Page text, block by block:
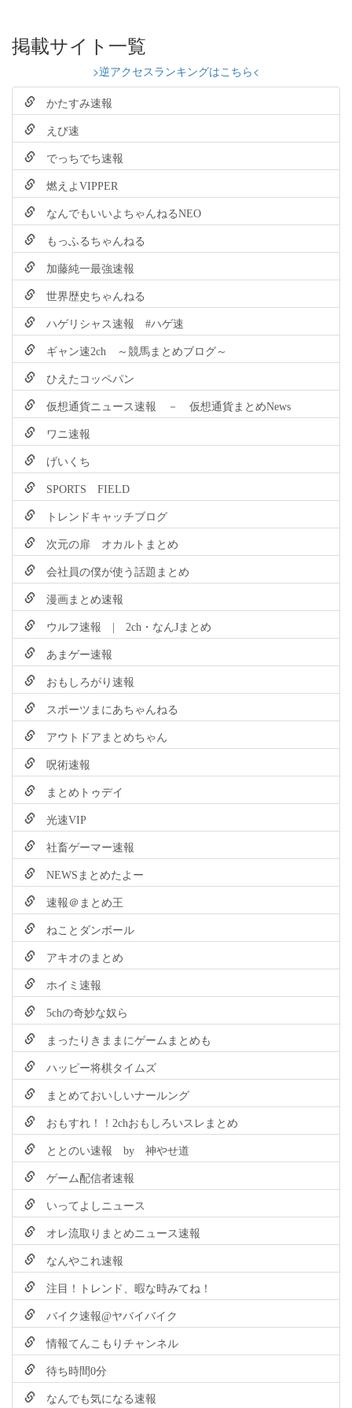
掲載サイト一覧
>逆アクセスランキングはこちら<
かたすみ速報
えび速
でっちでち速報
燃えよVIPPER
なんでもいいよちゃんねるNEO
もっふるちゃんねる
加藤純一最強速報
世界歴史ちゃんねる
ハゲリシャス速報 #ハゲ速
ギャン速2ch ～競馬まとめブログ～
ひえたコッペパン
仮想通貨ニュース速報 － 仮想通貨まとめNews
ワニ速報
げいくち
SPORTS FIELD
トレンドキャッチブログ
次元の扉 オカルトまとめ
会社員の僕が使う話題まとめ
漫画まとめ速報
ウルフ速報 | 2ch・なんJまとめ
あまゲー速報
おもしろがり速報
スポーツまにあちゃんねる
アウトドアまとめちゃん
呪術速報
まとめトゥデイ
光速VIP
社畜ゲーマー速報
NEWSまとめたよー
速報＠まとめ王
ねことダンボール
アキオのまとめ
ホイミ速報
5chの奇妙な奴ら
まったりきままにゲームまとめも
ハッピー将棋タイムズ
まとめておいしいナールング
おもすれ！！2chおもしろいスレまとめ
ととのい速報 by 神やせ道
ゲーム配信者速報
いってよしニュース
オレ流取りまとめニュース速報
なんやこれ速報
注目！トレンド、暇な時みてね！
バイク速報@ヤバイバイク
情報てんこもりチャンネル
待ち時間0分
なんでも気になる速報